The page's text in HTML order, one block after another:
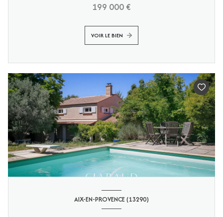
199 000 €
VOIR LE BIEN
AIX-EN-PROVENCE (13290)